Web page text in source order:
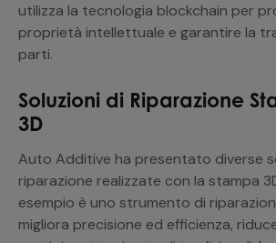
utilizza la tecnologia blockchain per
proprietà intellettuale e garantire la
parti.
Soluzioni di Riparazione
3D
Auto Additive ha presentato diverse
riparazione realizzate con la stampa 3D
esempio è uno strumento di
migliora precisione ed efficienza,